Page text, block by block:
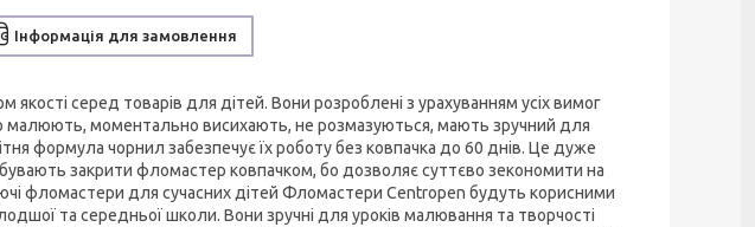
Інформація для замовлення
серед товарів для дітей. Вони розроблені з урахуванням усіх вимог
малюють, моментально висихають, не розмазуються, мають зручний для
формула чорнил забезпечує їх роботу без ковпачка до 60 днів. Це дуже
закрити фломастер ковпачком, бо дозволяє суттєво зекономити на
фломастери для сучасних дітей Фломастери Centropen будуть корисними
та середньої школи. Вони зручні для уроків малювання та творчості